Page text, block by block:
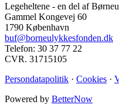
Legeheltene - en del af
Gammel Kongevej 60
1790 København
buf@borneulykkesfonden.dk
Telefon: 30 37 77 22
CVR. 31715105
Persondatapolitik · Cookies ·
Powered by BetterNow